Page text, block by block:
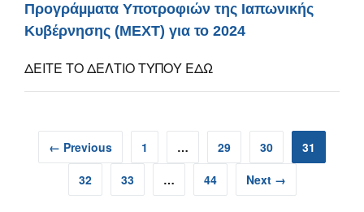
Προγράµµατα Υποτροφιών της Ιαπωνικής
Κυβέρνησης (ΜΕΧΤ) για το 2024
ΔΕΙΤΕ ΤΟ ΔΕΛΤΙΟ ΤΥΠΟΥ ΕΔΩ
← Previous 1 … 29 30
31
32
33 … 44 Next →